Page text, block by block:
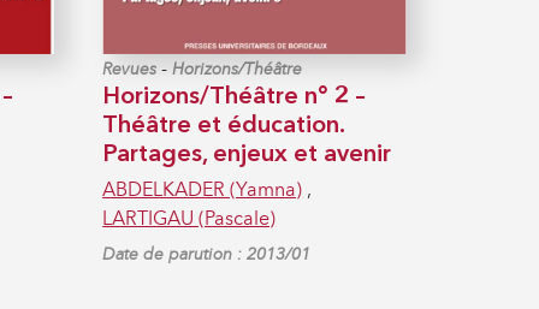
Revues -Horizons/Théâtre
Horizons/Théâtre n° 2 –
Théâtre et éducation.
Partages, enjeux et avenir
ABDELKADER (Yamna) ,
LARTIGAU (Pascale)
Date de parution : 2013/01